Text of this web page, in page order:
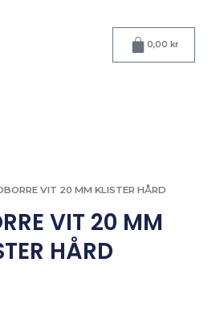
0,00 kr
Varukorg
VIT 20 MM KLISTER HÅRD
VIT 20 MM
HÅRD